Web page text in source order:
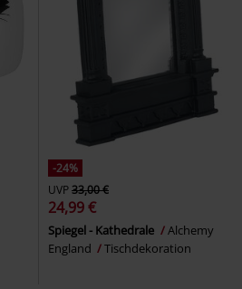
-24%
UVP33,00 €
24,99 €
Spiegel - Kathedrale
Alchemy
England
Tischdekoration